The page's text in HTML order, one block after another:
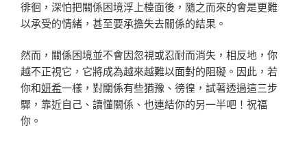
徘徊，深怕把關係困境浮上檯面後，隨之而來的會是更難
以承受的情緒，甚至要承擔失去關係的結果。
然而，關係困境並不會因忽視或忍耐而消失，相反地，你
越不正視它，它將成為越來越難以面對的阻礙。因此，若
你和妍希一樣，對關係有些猶豫、徬徨，試著透過這三步
驟，靠近自己、讀懂關係、也連結你的另一半吧！祝福
你。